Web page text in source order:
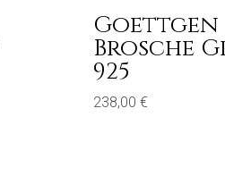
Goettgen
Brosche
925
238,00 €